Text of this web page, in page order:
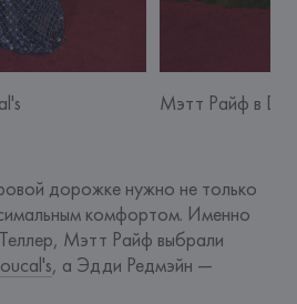
Мэтт Райф в
дорожке нужно не только
комфортом. Именно
Мэтт Райф выбрали